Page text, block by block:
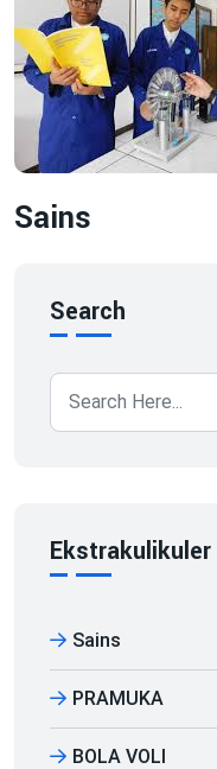
Sains
Search
Ekstrakulikuler
Sains
PRAMUKA
BOLA VOLI